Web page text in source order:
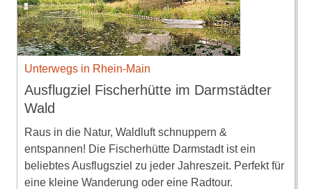
Unterwegs in Rhein-Main
Ausflugziel Fischerhütte im Darmstädter
Wald
Raus in die Natur, Waldluft schnuppern &
entspannen! Die Fischerhütte Darmstadt ist ein
beliebtes Ausflugsziel zu jeder Jahreszeit. Perfekt für
eine kleine Wanderung oder eine Radtour.